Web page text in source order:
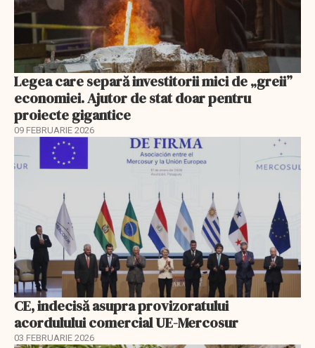
Legea care separă investitorii mici de „greii”
economiei. Ajutor de stat doar pentru
proiecte gigantice
09 FEBRUARIE 2026
CE, indecisă asupra provizoratului
acordulului comercial UE-Mercosur
03 FEBRUARIE 2026